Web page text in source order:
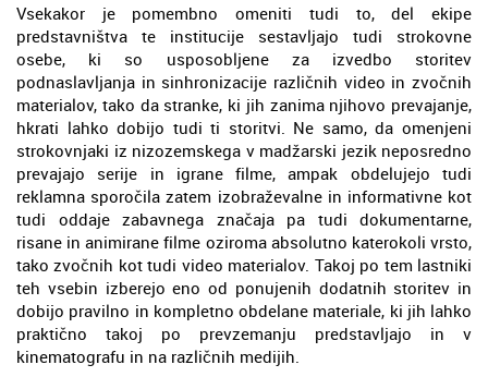
Vsekakor je pomembno omeniti tudi to, del ekipe
predstavništva te institucije sestavljajo tudi strokovne
osebe, ki so usposobljene za izvedbo storitev
podnaslavljanja in sinhronizacije različnih video in zvočnih
materialov, tako da stranke, ki jih zanima njihovo prevajanje,
hkrati lahko dobijo tudi ti storitvi. Ne samo, da omenjeni
strokovnjaki iz nizozemskega v madžarski jezik neposredno
prevajajo serije in igrane filme, ampak obdelujejo tudi
reklamna sporočila zatem izobraževalne in informativne kot
tudi oddaje zabavnega značaja pa tudi dokumentarne,
risane in animirane filme oziroma absolutno katerokoli vrsto,
tako zvočnih kot tudi video materialov. Takoj po tem lastniki
teh vsebin izberejo eno od ponujenih dodatnih storitev in
dobijo pravilno in kompletno obdelane materiale, ki jih lahko
praktično takoj po prevzemanju predstavljajo in v
kinematografu in na različnih medijih.